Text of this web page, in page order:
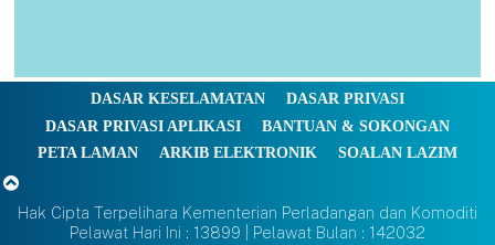
DASAR KESELAMATAN
DASAR PRIVASI
DASAR PRIVASI APLIKASI
BANTUAN & SOKONGAN
PETA LAMAN
ARKIB ELEKTRONIK SOALAN LAZIM
Hak Cipta Terpelihara Kementerian Perladangan dan Komoditi
Pelawat Hari Ini : 13899 | Pelawat Bulan : 142032